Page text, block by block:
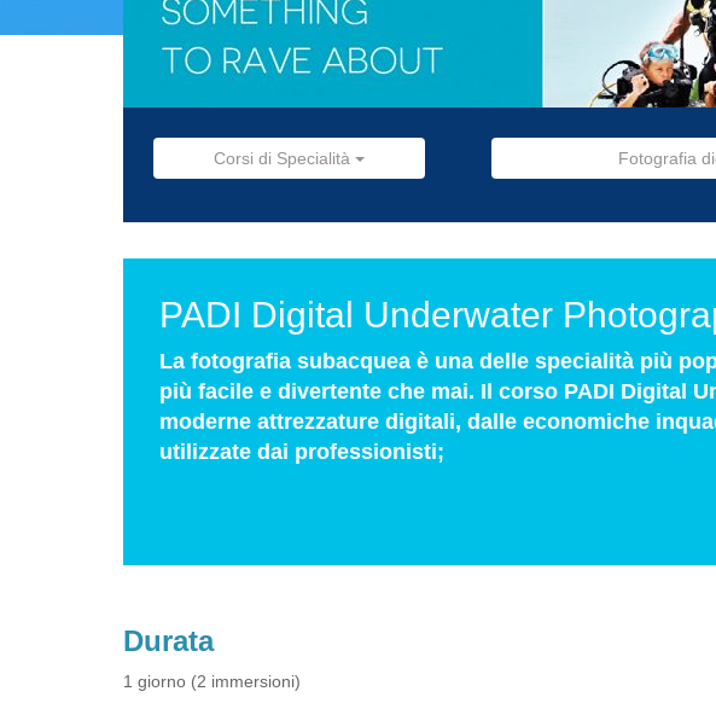
Corsi di Specialità Fotografia
PADI Digital Underwater
La fotografia subacquea è una delle specialità più
più facile e divertente che mai. Il corso PADI Digital
moderne attrezzature digitali, dalle economiche
utilizzate dai professionisti;
Durata
1 giorno (2 immersioni)